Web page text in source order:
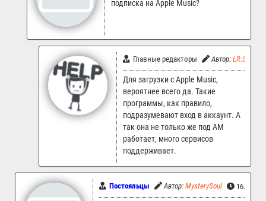
подписка на Apple Music?
Главные редакторы Автор: LR.Support
Для загрузки с Apple Music,
вероятнее всего да. Такие
программы, как правило,
подразумевают вход в аккаунт. А
так она не только же под AM
работает, много сервисов
поддерживает.
Постояльцы Автор: MysterySoul